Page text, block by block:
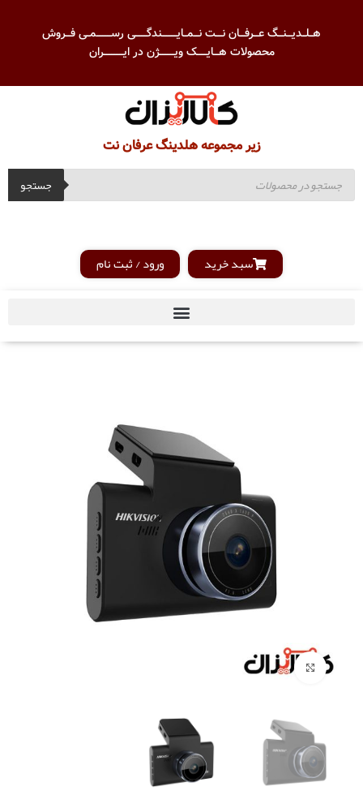
هــلــدیـــنـــگ عـــرفـــان نــــت نـــمــایـــــــــندگـــــــی رســـــــــمــی فـــروش
محصولات هـــایــــــک ویـــــــــژن در ایــــــــــــران
زیر مجموعه هلدینگ عرفان نت
جستجو
سبد خرید ورود / ثبت نام
Click to enlarge